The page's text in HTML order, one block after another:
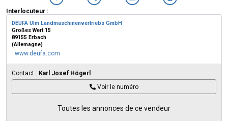
Interlocuteur :
DEUFA Ulm Landmaschinenvertriebs GmbH
Großes Wert 15
89155 Erbach
(Allemagne)
www.deufa.com
Contact : Karl Josef Högerl
Voir le numéro
Toutes les annonces de ce vendeur